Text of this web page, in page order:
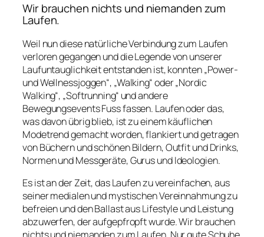
Wir brauchen nichts und niemanden zum
Laufen.
Weil nun diese natürliche Verbindung zum Laufen
verloren gegangen und die Legende von unserer
Laufuntauglichkeit entstanden ist, konnten „Power-
und Wellnessjoggen“, „Walking“ oder „Nordic
Walking“, „Softrunning“ und andere
Bewegungsevents Fuss fassen. Laufen oder das,
was davon übrig blieb, ist zu einem käuflichen
Modetrend gemacht worden, flankiert und getragen
von Büchern und schönen Bildern, Outfit und Drinks,
Normen und Messgeräte, Gurus und Ideologien.
Es ist an der Zeit, das Laufen zu vereinfachen, aus
seiner medialen und mystischen Vereinnahmung zu
befreien und den Ballast aus Lifestyle und Leistung
abzuwerfen, der aufgepfropft wurde. Wir brauchen